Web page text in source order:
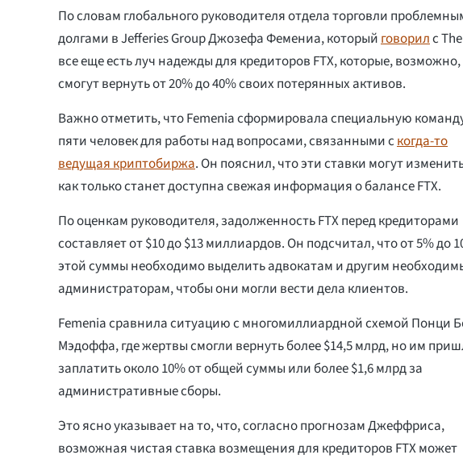
По словам глобального руководителя отдела торговли
долгами в Jefferies Group Джозефа Фемениа, который говорилс
все еще есть луч надежды для кредиторов FTX, которые, возможно,
смогут вернуть от 20% до 40% своих потерянных активов.
Важно отметить, что Femenia сформировала специальную
пяти человек для работы над вопросами, связанными с когда-то
ведущая криптобиржа. Он пояснил, что эти ставки могут
как только станет доступна свежая информация о балансе FTX.
По оценкам руководителя, задолженность FTX перед кредиторами
составляет от $10 до $13 миллиардов. Он подсчитал, что от 5% до
этой суммы необходимо выделить адвокатам и другим
администраторам, чтобы они могли вести дела клиентов.
Femenia сравнила ситуацию с многомиллиардной схемой Понци
Мэдоффа, где жертвы смогли вернуть более $14,5 млрд, но им
заплатить около 10% от общей суммы или более $1,6 млрд за
административные сборы.
Это ясно указывает на то, что, согласно прогнозам Джеффриса,
возможная чистая ставка возмещения для кредиторов FTX может